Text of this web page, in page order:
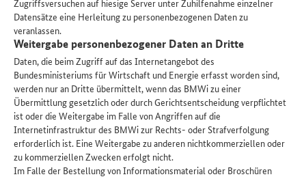
Datensätze eine Herleitung zu personenbezogenen Daten zu
veranlassen.
Weitergabe personenbezogener Daten an Dritte
Daten, die beim Zugriff auf das Internetangebot des
Bundesministeriums für Wirtschaft und Energie erfasst worden sind,
werden nur an Dritte übermittelt, wenn das BMWi zu einer
Übermittlung gesetzlich oder durch Gerichtsentscheidung verpflichtet
ist oder die Weitergabe im Falle von Angriffen auf die
Internetinfrastruktur des BMWi zur Rechts- oder Strafverfolgung
erforderlich ist. Eine Weitergabe zu anderen nichtkommerziellen oder
zu kommerziellen Zwecken erfolgt nicht.
Im Falle der Bestellung von Informationsmaterial oder Broschüren